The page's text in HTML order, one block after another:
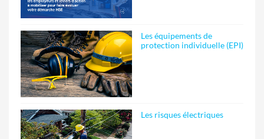
Les équipements de
protection individuelle (EPI)
Les risques électriques